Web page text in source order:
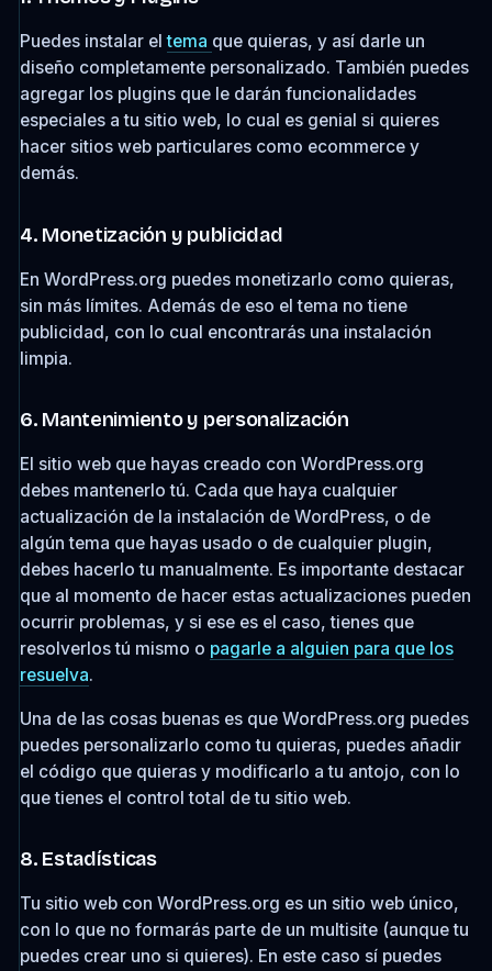
Puedes instalar eltema que quieras, y así darle un
diseño completamente personalizado. También puedes
agregar los plugins que le darán funcionalidades
especiales a tu sitio web, lo cual es genial si quieres
hacer sitios web particulares como ecommerce y
demás.
4. Monetización y publicidad
En WordPress.org puedes monetizarlo como quieras,
sin más límites. Además de eso el tema no tiene
publicidad, con lo cual encontrarás una instalación
limpia.
6. Mantenimiento y personalización
El sitio web que hayas creado con WordPress.org
debes mantenerlo tú. Cada que haya cualquier
actualización de la instalación de WordPress, o de
algún tema que hayas usado o de cualquier plugin,
debes hacerlo tu manualmente. Es importante destacar
que al momento de hacer estas actualizaciones pueden
ocurrir problemas, y si ese es el caso, tienes que
resolverlos tú mismo o pagarle a alguien para que los
resuelva.
Una de las cosas buenas es que WordPress.org puedes
puedes personalizarlo como tu quieras, puedes añadir
el código que quieras y modificarlo a tu antojo, con lo
que tienes el control total de tu sitio web.
8. Estadísticas
Tu sitio web con WordPress.org es un sitio web único,
con lo que no formarás parte de un multisite (aunque tu
puedes crear uno si quieres). En este caso sí puedes